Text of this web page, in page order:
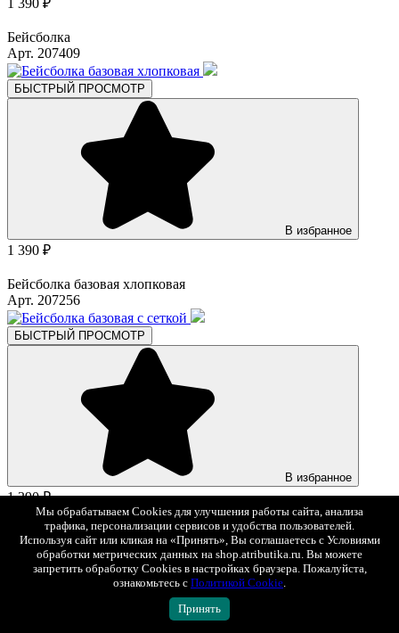
Бейсболка
Арт. 207409
БЫСТРЫЙ ПРОСМОТР
В избранное
1 390 ₽
Бейсболка базовая хлопковая
Арт. 207256
БЫСТРЫЙ ПРОСМОТР
В избранное
1 390 ₽
Бейсболка базовая с сеткой
Арт. 207207
БЫСТРЫЙ ПРОСМОТР
Мы обрабатываем Cookies для улучшения работы сайта, анализа
трафика, персонализации сервисов и удобства пользователей.
Используя сайт или кликая на «Принять», Вы соглашаетесь с Условиями
обработки метрических данных на shop.atributika.ru. Вы можете
запретить обработку Cookies в настройках браузера. Пожалуйста,
ознакомьтесь с Политикой Cookie.
Принять